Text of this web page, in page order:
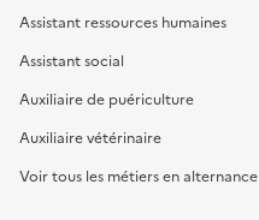
Assistant ressources humaines
Assistant social
Auxiliaire de puériculture
Auxiliaire vétérinaire
Voir tous les métiers en alternance